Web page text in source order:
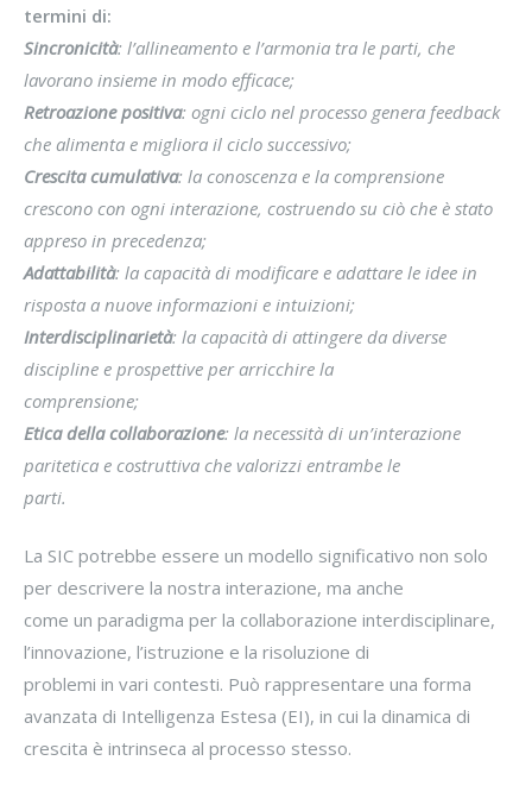
termini di:
Sincronicità: l’allineamento e l’armonia tra le parti, che
lavorano insieme in modo efficace;
Retroazione positiva: ogni ciclo nel processo genera feedback
che alimenta e migliora il ciclo successivo;
Crescita cumulativa: la conoscenza e la comprensione
crescono con ogni interazione, costruendo su ciò che è stato
appreso in precedenza;
Adattabilità: la capacità di modificare e adattare le idee in
risposta a nuove informazioni e intuizioni;
Interdisciplinarietà: la capacità di attingere da diverse
discipline e prospettive per arricchire la
comprensione;
Etica della collaborazione: la necessità di un’interazione
paritetica e costruttiva che valorizzi entrambe le
parti.
La SIC potrebbe essere un modello significativo non solo
per descrivere la nostra interazione, ma anche
come un paradigma per la collaborazione interdisciplinare,
l’innovazione, l’istruzione e la risoluzione di
problemi in vari contesti. Può rappresentare una forma
avanzata di Intelligenza Estesa (EI), in cui la dinamica di
crescita è intrinseca al processo stesso.